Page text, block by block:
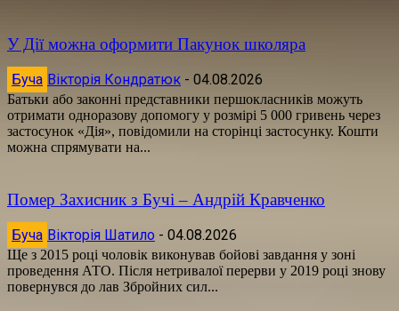
У Дії можна оформити Пакунок школяра
Буча Вікторія Кондратюк - 04.08.2026
Батьки або законні представники першокласників можуть
отримати одноразову допомогу у розмірі 5 000 гривень через
застосунок «Дія», повідомили на сторінці застосунку. Кошти
можна спрямувати на...
Помер Захисник з Бучі – Андрій Кравченко
Буча Вікторія Шатило - 04.08.2026
Ще з 2015 році чоловік виконував бойові завдання у зоні
проведення АТО. Після нетривалої перерви у 2019 році знову
повернувся до лав Збройних сил...